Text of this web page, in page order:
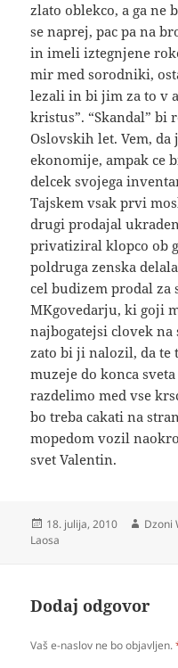
zlato oblekco, a ga
se naprej, pac pa na
in imeli iztegnjene
mir med sorodniki,
lezali in bi jim za to v
kristus”. “Skandal” bi
Oslovskih let. Vem,
ekonomije, ampak ce
delcek svojega
Tajskem vsak prvi
drugi prodajal
privatiziral klopco ob
poldruga zenska
cel budizem prodal za
MKgovedarju, ki goji
najbogatejsi clovek na
zato bi ji nalozil, da te
muzeje do konca
razdelimo med vse
bo treba cakati na
mopedom vozil
svet Valentin.
Objavljeno
dne
18. julija, 2010 Avtor
Dzoni
Laosa
Dodaj odgovor
Vaš e-naslov ne bo objavljen.